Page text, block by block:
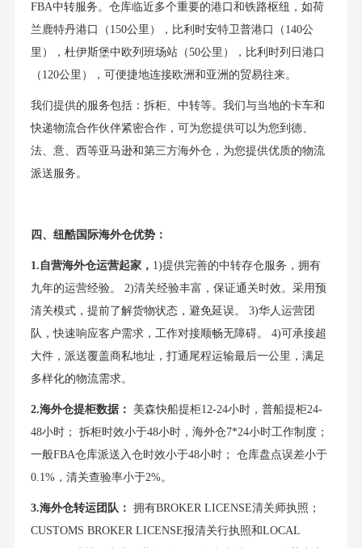
FBA中转服务。仓库临近多个重要的港口和铁路枢纽，如荷
兰鹿特丹港口（150公里），比利时安特卫普港口（140公
里），杜伊斯堡中欧列班场站（50公里），比利时列日港口
（120公里），可便捷地连接欧洲和亚洲的贸易往来。
我们提供的服务包括：拆柜、中转等。我们与当地的卡车和
快递物流合作伙伴紧密合作，可为您提供可以为您到德、
法、意、西等亚马逊和第三方海外仓，为您提供优质的物流
派送服务。
四、纽酷国际海外仓优势：
1.自营海外仓运营起家， 1)提供完善的中转存仓服务，拥有
九年的运营经验。 2)清关经验丰富，保证通关时效。采用预
清关模式，提前了解货物状态，避免延误。 3)华人运营团
队，快速响应客户需求，工作对接顺畅无障碍。 4)可承接超
大件，派送覆盖商私地址，打通尾程运输最后一公里，满足
多样化的物流需求。
2.海外仓提柜数据：
美森快船提柜12-24小时，普船提柜24-
48小时； 拆柜时效小于48小时，海外仓7*24小时工作制度；
一般FBA仓库派送入仓时效小于48小时； 仓库盘点误差小于
0.1%，清关查验率小于2%。
3.海外仓转运团队： 拥有BROKER LICENSE清关师执照；
CUSTOMS BROKER LICENSE报清关行执照和LOCAL